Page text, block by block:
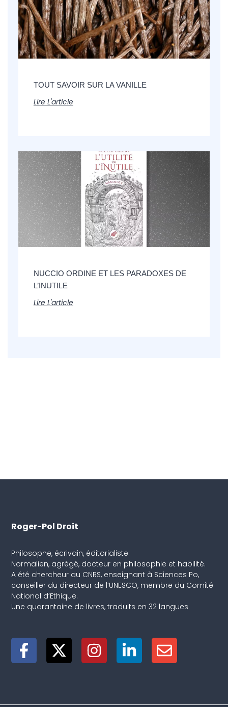
TOUT SAVOIR SUR LA VANILLE
Lire L'article
NUCCIO ORDINE ET LES PARADOXES DE
L’INUTILE
Lire L'article
Roger-Pol Droit
Philosophe, écrivain, éditorialiste.
Normalien, agrégé, docteur en philosophie et habilité.
A été chercheur au CNRS, enseignant à Sciences Po,
conseiller du directeur de l’UNESCO, membre du Comité
National d’Ethique.
Une quarantaine de livres, traduits en 32 langues